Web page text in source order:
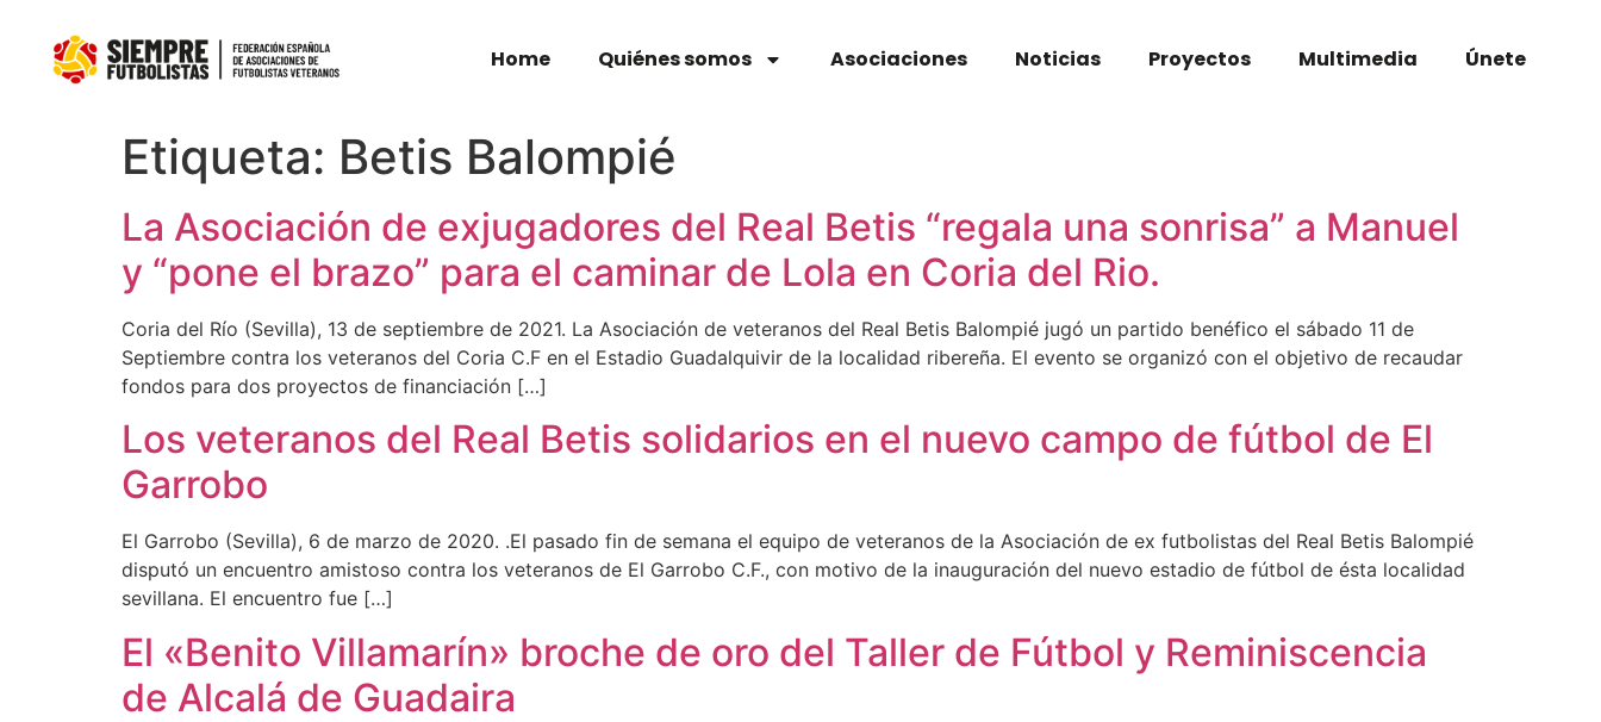
Home Quiénes somos Asociaciones Noticias Proyectos Multimedia Únete
Etiqueta: Betis Balompié
La Asociación de exjugadores del Real Betis “regala una sonrisa” a Manuel
y “pone el brazo” para el caminar de Lola en Coria del Rio.
Coria del Río (Sevilla), 13 de septiembre de 2021. La Asociación de veteranos del Real Betis Balompié jugó un partido benéfico el sábado 11 de
Septiembre contra los veteranos del Coria C.F en el Estadio Guadalquivir de la localidad ribereña. El evento se organizó con el objetivo de recaudar
fondos para dos proyectos de financiación […]
Los veteranos del Real Betis solidarios en el nuevo campo de fútbol de El
Garrobo
El Garrobo (Sevilla), 6 de marzo de 2020. .El pasado fin de semana el equipo de veteranos de la Asociación de ex futbolistas del Real Betis Balompié
disputó un encuentro amistoso contra los veteranos de El Garrobo C.F., con motivo de la inauguración del nuevo estadio de fútbol de ésta localidad
sevillana. El encuentro fue […]
El «Benito Villamarín» broche de oro del Taller de Fútbol y Reminiscencia
de Alcalá de Guadaira